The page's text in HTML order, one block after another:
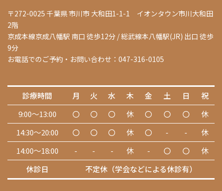
〒272-0025 千葉県 市川市 大和田1-1-1 イオンタウン市川大和田
2階
京成本線京成八幡駅 南口 徒歩12分 / 総武線本八幡駅(JR) 出口 徒歩
9分
お電話でのご予約・お問い合わせ：047-316-0105
診療時間 月 火 水 木 金 土 日
祝
9:00～13:00
〇 〇 〇 休 〇 〇 〇
休
14:30～20:00
〇 〇 〇 休 〇 - -
休
14:00～18:00
- - - 休 - 〇 〇
休
休診日
不定休（学会などによる休診有）